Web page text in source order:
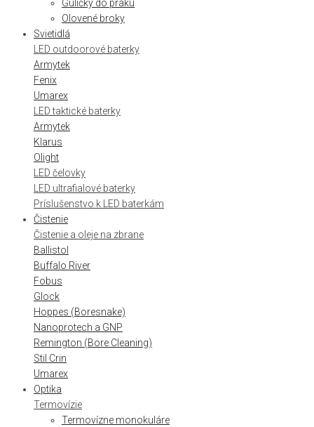
Guličky do praku
Olovené broky
Svietidlá
LED outdoorové baterky
Armytek
Fenix
Umarex
LED taktické baterky
Armytek
Klarus
Olight
LED čelovky
LED ultrafialové baterky
Príslušenstvo k LED baterkám
Čistenie
Čistenie a oleje na zbrane
Ballistol
Buffalo River
Fobus
Glock
Hoppes (Boresnake)
Nanoprotech a GNP
Remington (Bore Cleaning)
Stil Crin
Umarex
Optika
Termovízie
Termovízne monokuláre